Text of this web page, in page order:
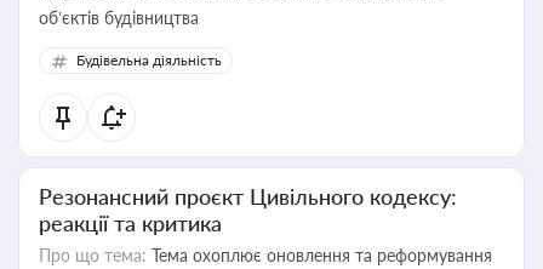
об’єктів будівництва
Будівельна діяльність
Резонансний проєкт Цивільного кодексу:
реакції та критика
Про що тема: Тема охоплює оновлення та реформування